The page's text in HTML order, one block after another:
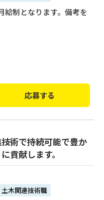
制となります。備考を
応募する
術で持続可能で豊か
貢献します。
木関連技術職